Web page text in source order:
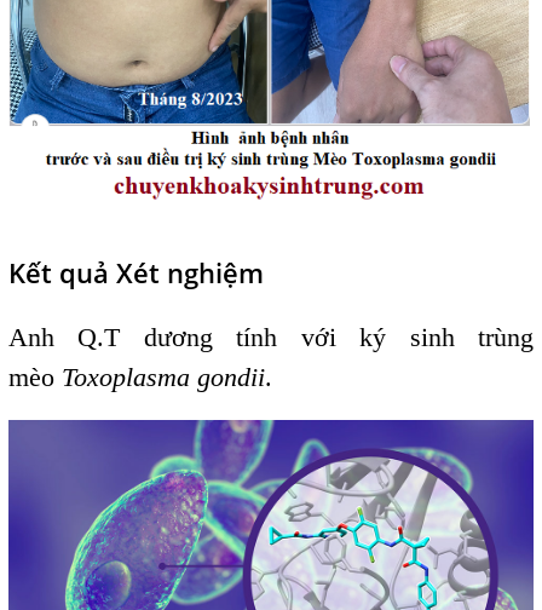
Kết quả Xét nghiệm
Anh Q.T dương tính với ký sinh trùng
mèo Toxoplasma gondii.